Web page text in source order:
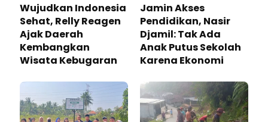
Wujudkan Indonesia
Sehat, Relly Reagen
Ajak Daerah
Kembangkan
Wisata Kebugaran
Jamin Akses
Pendidikan, Nasir
Djamil: Tak Ada
Anak Putus Sekolah
Karena Ekonomi